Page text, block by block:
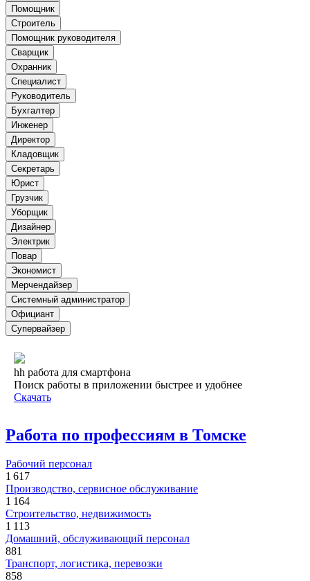
Помощник
Строитель
Помощник руководителя
Сварщик
Охранник
Специалист
Руководитель
Бухгалтер
Инженер
Директор
Кладовщик
Секретарь
Юрист
Грузчик
Уборщик
Дизайнер
Электрик
Повар
Экономист
Мерчендайзер
Системный администратор
Официант
Супервайзер
hh работа для смартфона
Поиск работы в приложении быстрее и удобнее
Скачать
Работа по профессиям в Томске
Рабочий персонал
1 617
Производство, сервисное обслуживание
1 164
Строительство, недвижимость
1 113
Домашний, обслуживающий персонал
881
Транспорт, логистика, перевозки
858